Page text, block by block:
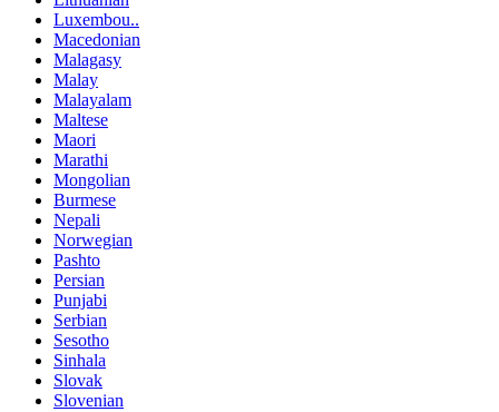
Luxembou..
Macedonian
Malagasy
Malay
Malayalam
Maltese
Maori
Marathi
Mongolian
Burmese
Nepali
Norwegian
Pashto
Persian
Punjabi
Serbian
Sesotho
Sinhala
Slovak
Slovenian